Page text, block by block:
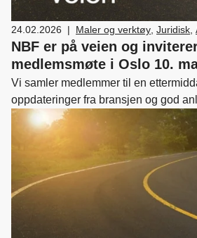
24.02.2026 | Maler og verktøy Juridisk
tariff,Medlemskap og
Bilsalg Forhandler og
NBF er på veien og
medlemsmøte i Oslo 10.
Sarpsborg 11. mars
Vi samler medlemmer til en
oppdateringer fra bransjen og god